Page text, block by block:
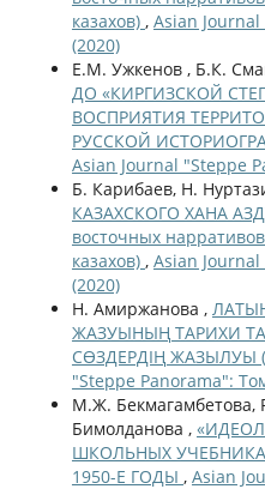
казахов) , Asian
(2020)
Е.М. Ужкенов , Б.К.
ДО «КИРГИЗСКОЙ
ВОСПРИЯТИЯ
РУССКОЙ
Asian Journal "Steppe
Б. Карибаев, Н.
КАЗАХСКОГО ХАНА
восточных
казахов) , Asian
(2020)
Н. Амиржанова ,
ЖАЗУЫНЫҢ ТАРИХИ
СӨЗДЕРДІҢ ЖАЗЫЛУЫ
"Steppe Panorama":
М.Ж. Бекмагамбетова,
Бимолданова ,
ШКОЛЬНЫХ
1950-Е ГОДЫ , Asian